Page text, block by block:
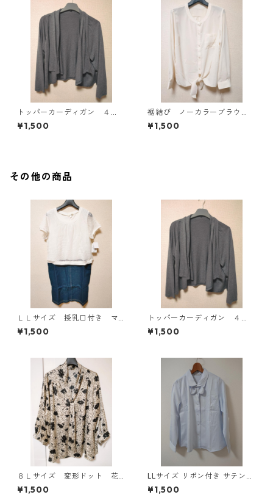
トッパーカーディガン ４
Ｌ グレー KAE-4814
¥1,500
裾結び ノーカラーブラウ
ス ３Ｌ アイボリー KAE-
4813
¥1,500
その他の商品
ＬＬサイズ 授乳口付き マ
タニティ ドッキングワンピ
ース ホワイト×ブルー KAE
¥1,500
トッパーカーディガン ４
Ｌ グレー KAE-4814
¥1,500
８Ｌサイズ 変形ドット 花
柄 ボウタイブラウス オフ
ホワイト KAE-4768
¥1,500
LLサイズ リボン付き サテン調
シャツブラウス サックス ◆KI
Y-1301◆
¥1,500